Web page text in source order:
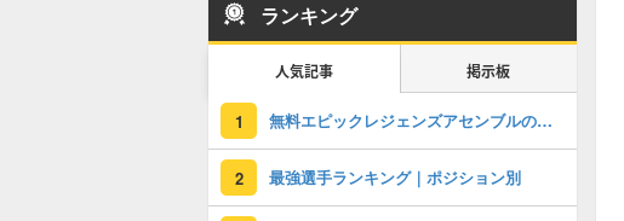
ランキング
人気記事 掲示板
1 無料エピックレジェンズアセンブルのおすすめ選択(当たり)選手ランキングと引き方
2 最強選手ランキング｜ポジション別